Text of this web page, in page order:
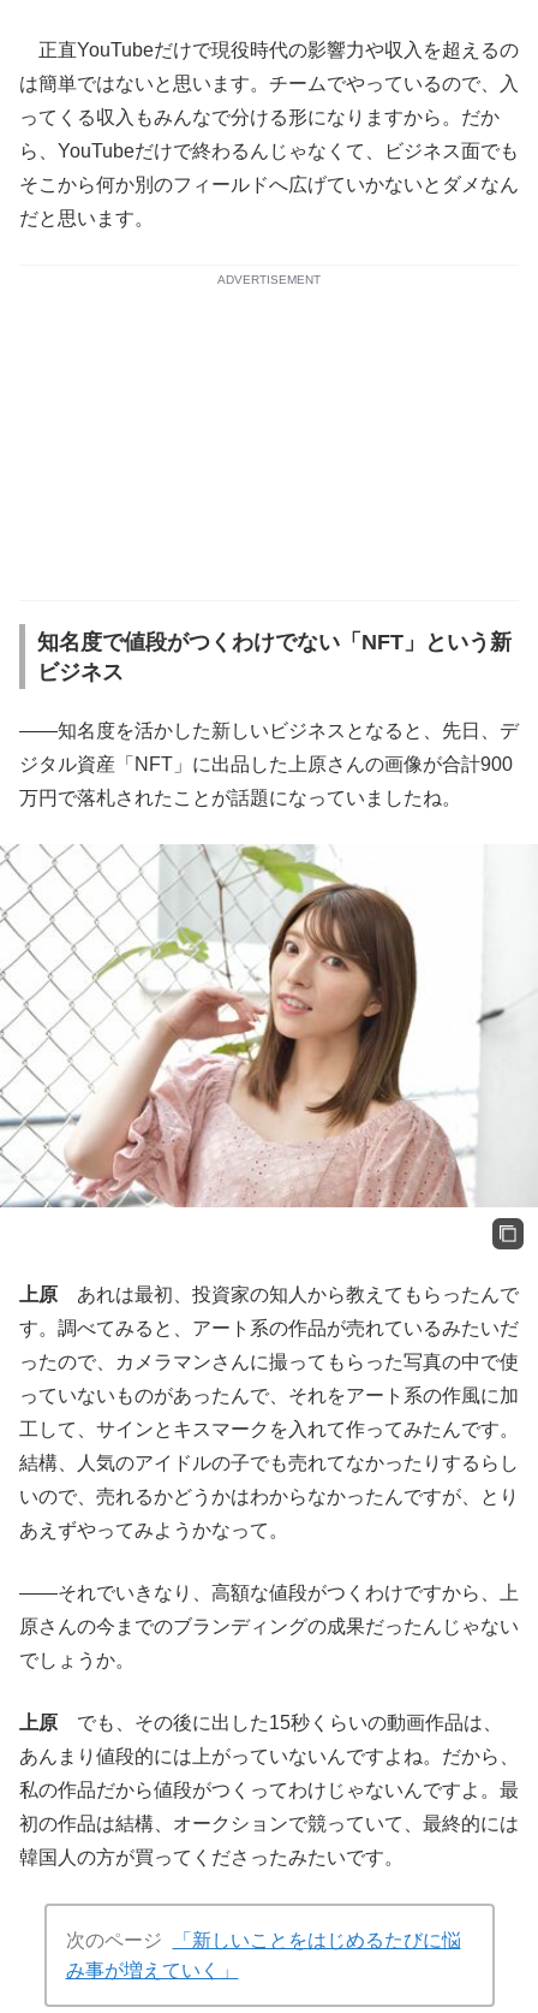
正直YouTubeだけで現役時代の影響力や収入を超えるの
は簡単ではないと思います。チームでやっているので、入
ってくる収入もみんなで分ける形になりますから。だか
ら、YouTubeだけで終わるんじゃなくて、ビジネス面でも
そこから何か別のフィールドへ広げていかないとダメなん
だと思います。
ADVERTISEMENT
知名度で値段がつくわけでない「NFT」という新
ビジネス
――知名度を活かした新しいビジネスとなると、先日、デ
ジタル資産「NFT」に出品した上原さんの画像が合計900
万円で落札されたことが話題になっていましたね。
上原 あれは最初、投資家の知人から教えてもらったんで
す。調べてみると、アート系の作品が売れているみたいだ
ったので、カメラマンさんに撮ってもらった写真の中で使
っていないものがあったんで、それをアート系の作風に加
工して、サインとキスマークを入れて作ってみたんです。
結構、人気のアイドルの子でも売れてなかったりするらし
いので、売れるかどうかはわからなかったんですが、とり
あえずやってみようかなって。
――それでいきなり、高額な値段がつくわけですから、上
原さんの今までのブランディングの成果だったんじゃない
でしょうか。
上原 でも、その後に出した15秒くらいの動画作品は、
あんまり値段的には上がっていないんですよね。だから、
私の作品だから値段がつくってわけじゃないんですよ。最
初の作品は結構、オークションで競っていて、最終的には
韓国人の方が買ってくださったみたいです。
次のページ
「新しいことをはじめるたびに悩
み事が増えていく」